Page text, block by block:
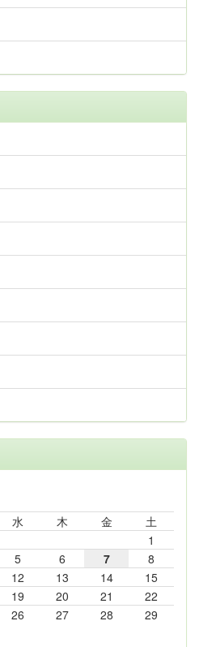
水 木 金
土
1
5 6 7
8
12 13 14
15
19 20 21
22
26 27 28
29